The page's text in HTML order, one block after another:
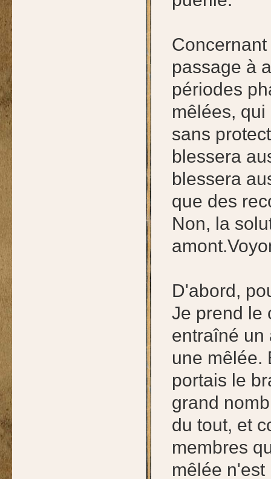
passage à
périodes
mêlées,
sans
blessera
blessera
que des
Non, la
D'abord,
Je prend le
entraîné un
une mêlée.
portais le
grand
du tout, et
membres
mêlée n'est